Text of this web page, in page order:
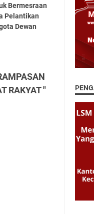
Bermesraan
Pelantikan
Dewan
RAKYAT "